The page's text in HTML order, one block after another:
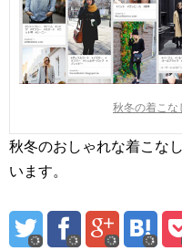
秋冬の着こな
秋冬のおしゃれな着こな
います。